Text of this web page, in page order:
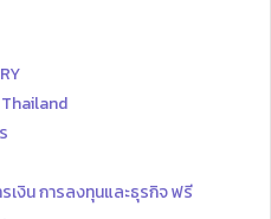
เงิน การลงทุนและธุรกิจ ฟรี